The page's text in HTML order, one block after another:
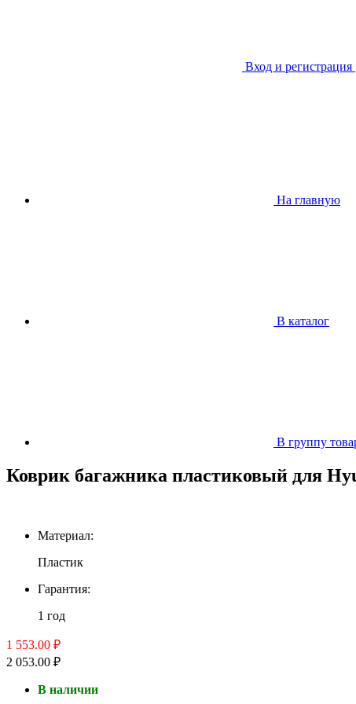
Вход и регистрация
На главную
В каталог
В группу
Коврик багажника пластиковый для
Материал:
Пластик
Гарантия:
1 год
1 553.00 ₽
2 053.00 ₽
В наличии